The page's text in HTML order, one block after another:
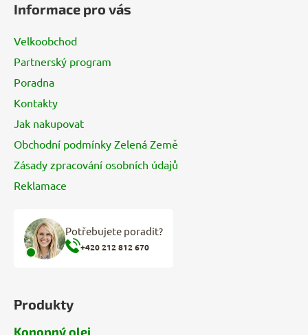
Informace pro vás
Velkoobchod
Partnerský program
Poradna
Kontakty
Jak nakupovat
Obchodní podmínky Zelená Země
Zásady zpracování osobních údajů
Reklamace
Potřebujete poradit?
+420 212 812 670
Produkty
Konopný olej